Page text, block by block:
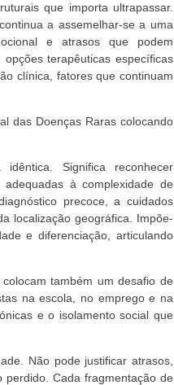
que importa ultrapassar.
a assemelhar-se a uma
e atrasos que podem
terapêuticas específicas
clínica, fatores que continuam
das Doenças Raras colocando
Significa reconhecer
à complexidade de
precoce, a cuidados
localização geográfica. Impõe-
e diferenciação, articulando
também um desafio de
na escola, no emprego e na
e o isolamento social que
Não pode justificar atrasos,
Cada fragmentação de